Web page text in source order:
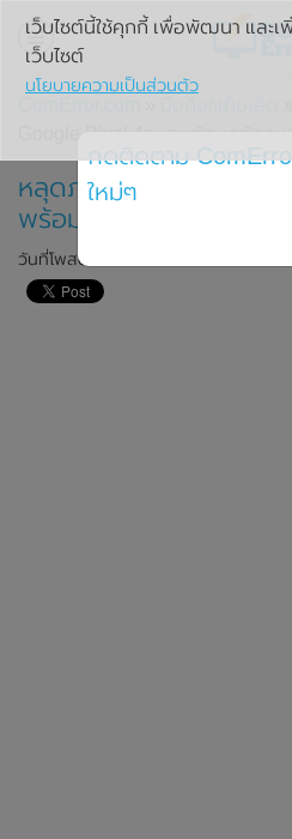
หลุดภาพเครื่องจริง
พร้อมกล้องหน้าแบบจอเจา
วันที่โพสต์: 12 มีนาคม 2020
เว็บไซต์นี้ใช้คุกกี้ เพื่อพัฒนา และเ
เว็บไซต์
นโยบายความเป็นส่วนตัว
กดติดตาม
ใหม่ๆ